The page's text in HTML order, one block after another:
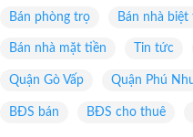
Bán phòng trọ Bán nhà
Bán nhà mặt tiền Tin tức
Quận Gò Vấp Quận Phú
BĐS bán BĐS cho thuê